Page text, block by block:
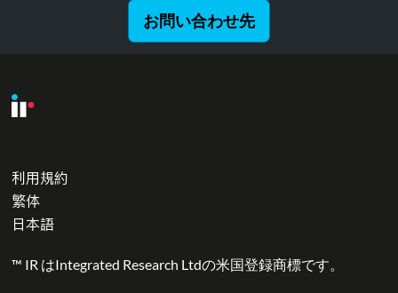
お問い合わせ先
™ IR はIntegrated Research Ltdの米国登録商標です。
利用規約
繁体
日本語